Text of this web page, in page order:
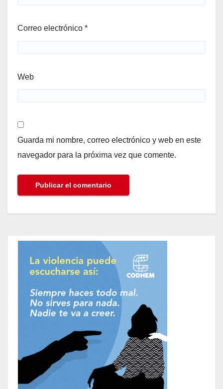
Correo electrónico *
Web
Guarda mi nombre, correo electrónico y web en este
navegador para la próxima vez que comente.